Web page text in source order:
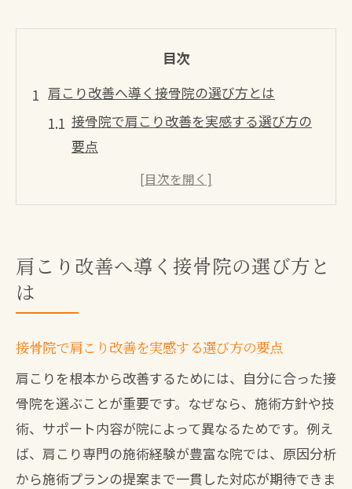
目次
肩こり改善へ導く接骨院の選び方とは
接骨院で肩こり改善を実感する選び方の
要点
八幡西区の接骨院選びで押さえるべき基
準
保険適用も安心できる接骨院の選び方
口コミ評価が高い接骨院は肩こりに有効
慢性的な肩こりに接骨院が効果的な理由
接骨院が肩こりの根本改善に強い理由と
は
慢性肩こりに効く接骨院の施術内容とは
肩こり改善へ導く接骨院の選び方と
は
接骨院で肩こり改善を実感する選び方の要点
肩こりを根本から改善するためには、自分に合った接
骨院を選ぶことが重要です。なぜなら、施術方針や技
術、サポート内容が院によって異なるためです。例え
ば、肩こり専門の施術経験が豊富な院では、原因分析
から施術プランの提案まで一貫した対応が期待できま